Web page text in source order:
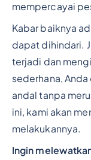
mempercayai
Kabar baiknya
dapat dihindari.
terjadi dan
sederhana,
andal tanpa
ini, kami akan
melakukannya.
Ingin